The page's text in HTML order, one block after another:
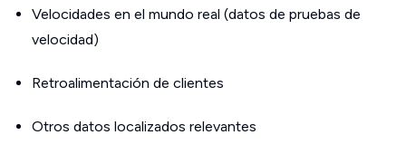
Velocidades en el mundo real (datos de pruebas de
velocidad)
Retroalimentación de clientes
Otros datos localizados relevantes